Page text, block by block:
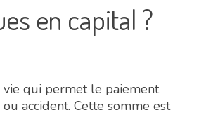
en capital ?
qui permet le paiement
accident. Cette somme est